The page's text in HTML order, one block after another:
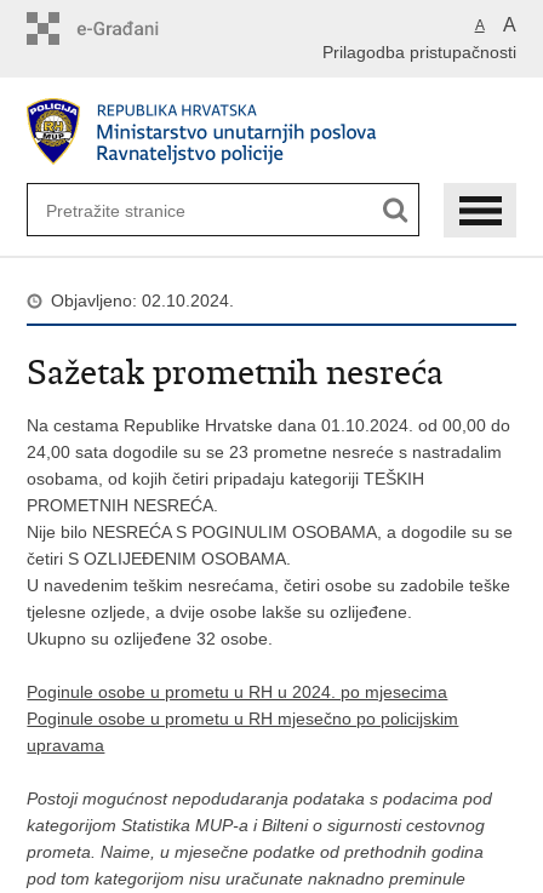
A A
Prilagodba pristupačnosti
Objavljeno: 02.10.2024.
Sažetak prometnih nesreća
Na cestama Republike Hrvatske dana 01.10.2024. od 00,00 do
24,00 sata dogodile su se 23 prometne nesreće s nastradalim
osobama, od kojih četiri pripadaju kategoriji TEŠKIH
PROMETNIH NESREĆA.
Nije bilo NESREĆA S POGINULIM OSOBAMA, a dogodile su se
četiri S OZLIJEĐENIM OSOBAMA.
U navedenim teškim nesrećama, četiri osobe su zadobile teške
tjelesne ozljede, a dvije osobe lakše su ozlijeđene.
Ukupno su ozlijeđene 32 osobe.
Poginule osobe u prometu u RH u 2024. po mjesecima
Poginule osobe u prometu u RH mjesečno po policijskim
upravama
Postoji mogućnost nepodudaranja podataka s podacima pod
kategorijom Statistika MUP-a i Bilteni o sigurnosti cestovnog
prometa. Naime, u mjesečne podatke od prethodnih godina
pod tom kategorijom nisu uračunate naknadno preminule